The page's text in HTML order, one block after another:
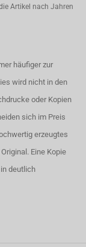
Artikel nach Jahren
häufiger zur
wird nicht in den
oder Kopien
sich im Preis
erzeugtes
Eine Kopie
deutlich